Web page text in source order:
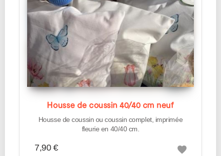
Housse de coussin 40/40 cm neuf
Housse de coussin ou coussin complet, imprimée
fleurie en 40/40 cm.
7,90 € favorite